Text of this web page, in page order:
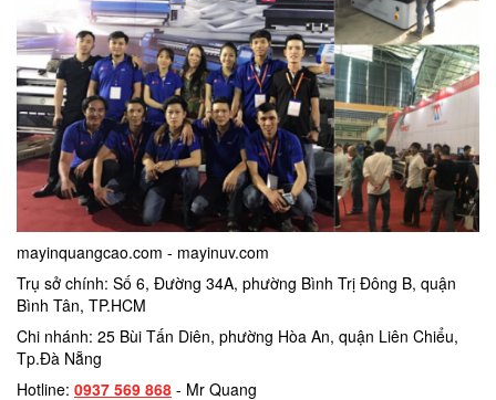
mayinquangcao.com - mayinuv.com
Trụ sở chính: Số 6, Đường 34A, phường Bình Trị Đông B, quận
Bình Tân, TP.HCM
Chi nhánh: 25 Bùi Tấn Diên, phường Hòa An, quận Liên Chiểu,
Tp.Đà Nẵng
Hotline: 0937 569 868 - Mr Quang